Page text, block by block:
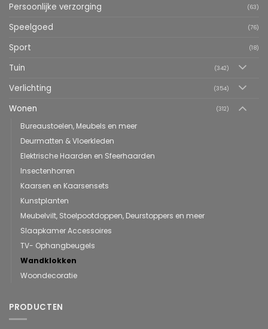
Persoonlijke verzorging (63)
Speelgoed (76)
Sport (18)
Tuin (342)
Verlichting (354)
Wonen (312)
Bureaustoelen, Meubels en meer
Deurmatten & Vloerkleden
Elektrische Haarden en Sfeerhaarden
Insectenhorren
Kaarsen en Kaarsensets
Kunstplanten
Meubelvilt, Stoelpootdoppen, Deurstoppers en meer
Slaapkamer Accessoires
TV- Ophangbeugels
Wandklokken
Woondecoratie
PRODUCTEN